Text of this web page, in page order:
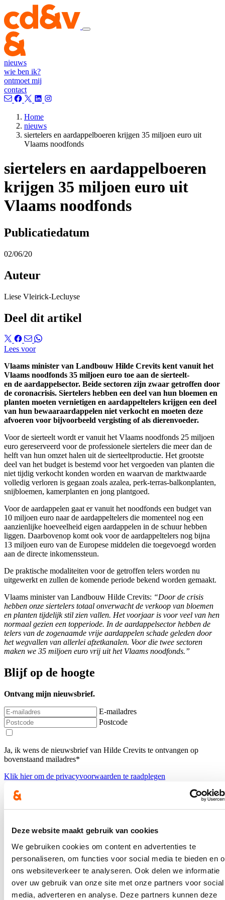
Deze website maakt gebruik van cookies
We gebruiken cookies om content en advertenties te
personaliseren, om functies voor social media te bieden en
ons websiteverkeer te analyseren. Ook delen we informatie
over uw gebruik van onze site met onze partners voor social
media, adverteren en analyse. Deze partners kunnen deze
nieuws
wie ben ik?
ontmoet mij
contact
Home
nieuws
siertelers en aardappelboeren krijgen 35 miljoen euro uit
Vlaams noodfonds
siertelers en aardappelboeren
krijgen 35 miljoen euro uit
Vlaams noodfonds
Publicatiedatum
02/06/20
Auteur
Liese Vleirick-Lecluyse
Deel dit artikel
Lees voor
Vlaams minister van Landbouw Hilde Crevits kentvanuit het
Vlaams noodfonds 35 miljoen euro toe aan de sierteelt-
en de aardappelsector. Beide sectoren zijn zwaar getroffen door
de coronacrisis. Siertelers hebben een deel van hun bloemen en
planten moeten vernietigen en aardappeltelers krijgen een deel
van hun bewaaraardappelen niet verkochten moeten deze
afvoeren voor bijvoorbeeld vergisting of als dierenvoeder.
Voor de sierteeltwordter vanuithet Vlaams noodfonds 25 miljoen
euro gereserveerd voorde professionele siertelers die meer dan de
helft van hun omzet halen uit de sierteeltproductie. Het grootste
deel van het budgetis bestemd voor het vergoeden van planten die
niet tijdig verkocht konden worden en waarvan de marktwaarde
volledig verloren is gegaan zoals azalea, perk-terras-balkonplanten,
snijbloemen, kamerplanten en jong plantgoed.
Voor de aardappelen gaat er vanuit hetnoodfonds een budget van
10 miljoen euro naarde aardappeltelers die momenteel nog een
aanzienlijke hoeveelheid eigen aardappelen in de schuur hebben
liggen. Daarbovenop komt ook voor de aardappeltelers nog bijna
13 miljoen euro van de Europese middelen die toegevoegd worden
aan de directe inkomenssteun.
De praktische modaliteiten voor de getroffen telers worden nu
uitgewerkt en zullen de komende periode bekend worden gemaakt.
Vlaams minister van Landbouw Hilde Crevits: “Door de crisis
hebben onze siertelers totaal onverwacht de verkoop van bloemen
en planten tijdelijk stil zien vallen. Het voorjaar is voorveel van hen
normaal gezien een topperiode. In de aardappelsector hebben de
telers van de zogenaamde vrije aardappelen schade geleden door
het wegvallen van allerlei afzetkanalen. Voor die twee sectoren
maken we 35 miljoen euro vrij uit het Vlaams noodfonds.”
Blijf op de hoogte
Ontvang mijn nieuwsbrief.
E-mailadres
Postcode
Ja, ik wens de nieuwsbrief van Hilde Crevits te ontvangen op
bovenstaand mailadres*
Klik hierom de privacyvoorwaarden te raadplegen
stijgt fors binnen Vlaamse overheid: nieuwe regeling
dat dossiers tijdelijk kan opschorten in geval van
agressie voortaan van kracht
22/07/26